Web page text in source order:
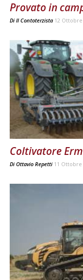
Provato in
Di Il Contoterzista 12 Ottobre
Coltivatore
Di Ottavio Repetti 11 Ottobre